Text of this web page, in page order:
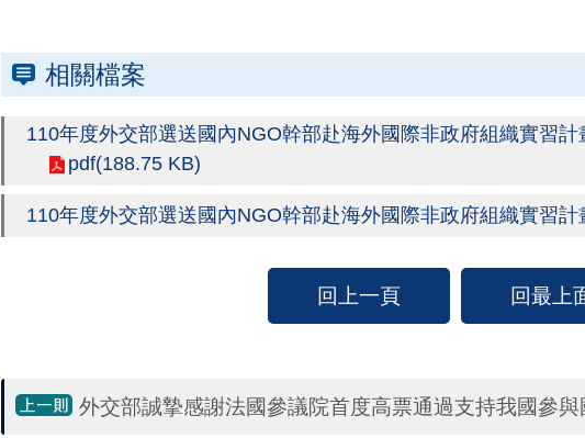
相關檔案
110年度外交部選送國內NGO幹部赴海外國際非政府組織實習
pdf(188.75 KB)
110年度外交部選送國內NGO幹部赴海外國際非政府組織實習計
回上一頁 回最上
外交部誠摯感謝法國參議院首度高票通過支持我國參